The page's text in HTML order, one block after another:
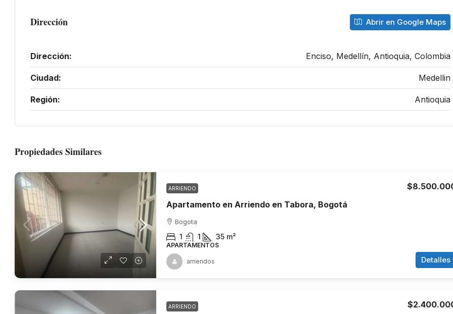
Dirección Abrir en Google Maps
Dirección: Enciso, Medellín, Antioquia, Colombia
Ciudad: Medellin
Región: Antioquia
Propiedades Similares
ARRIENDO
Apartamento en Arriendo en Tabora, Bogotá
Bogota
1 1 35 m²
APARTAMENTOS
Detalles
arriendos
ARRIENDO